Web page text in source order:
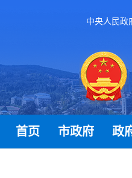
中央人民政
首页 市政府 政